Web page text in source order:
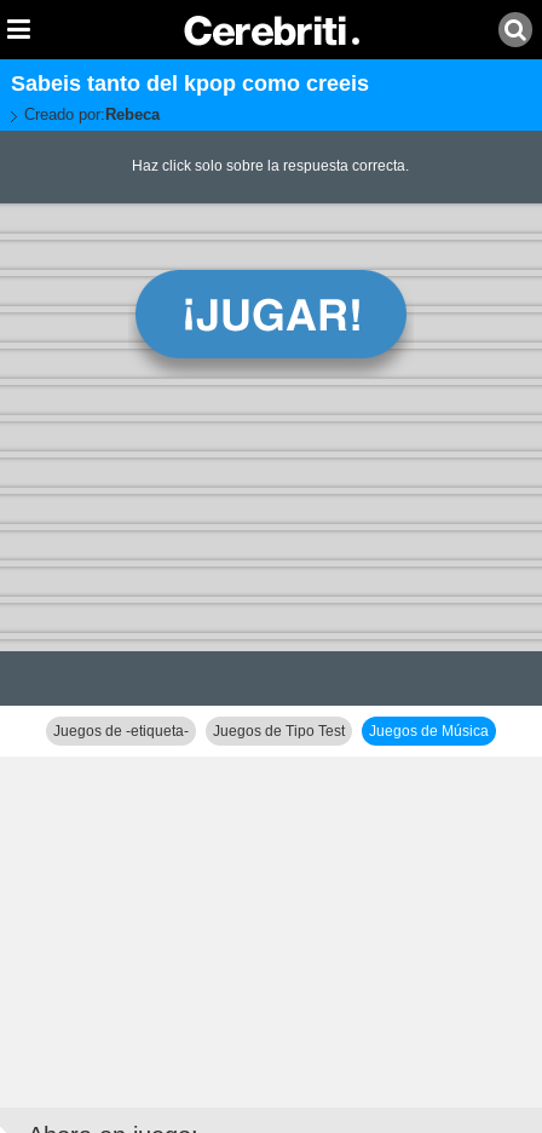
Sabeis tanto del kpop como creeis
Creado por: Rebeca
Haz click solo sobre la respuesta correcta.
Juegos de -etiqueta- Juegos de Tipo Test Juegos de Música